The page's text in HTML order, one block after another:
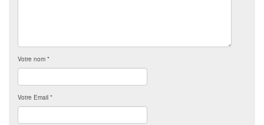
Votre nom *
Votre Email *